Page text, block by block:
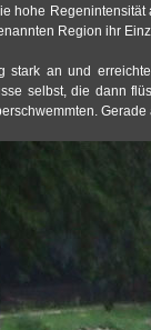
hohe
Region ihr
stark an und
selbst, die dann